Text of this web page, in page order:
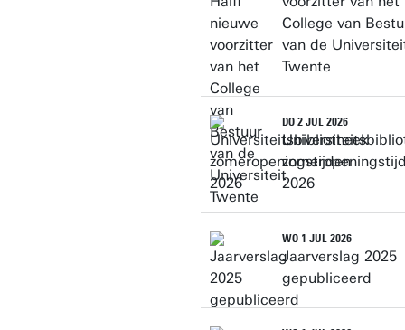
College van
van de
Twente
DO 2 JUL 2026
2026
WO 1 JUL 2026
Jaarverslag 2025
gepubliceerd